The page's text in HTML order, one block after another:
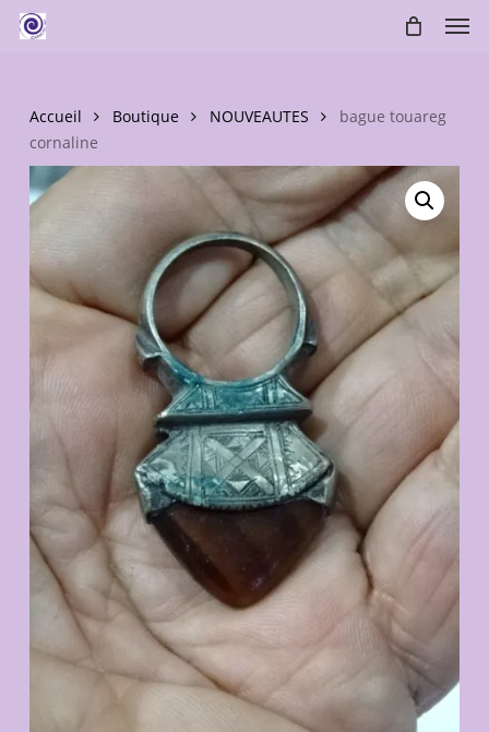
main
Accueil Boutique NOUVEAUTES
bague touareg
cornaline